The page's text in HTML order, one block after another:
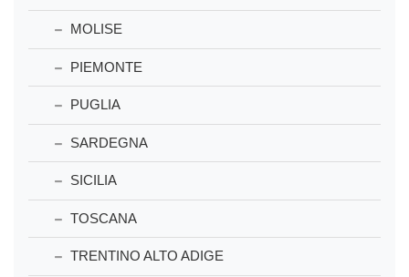
MOLISE
PIEMONTE
PUGLIA
SARDEGNA
SICILIA
TOSCANA
TRENTINO ALTO ADIGE